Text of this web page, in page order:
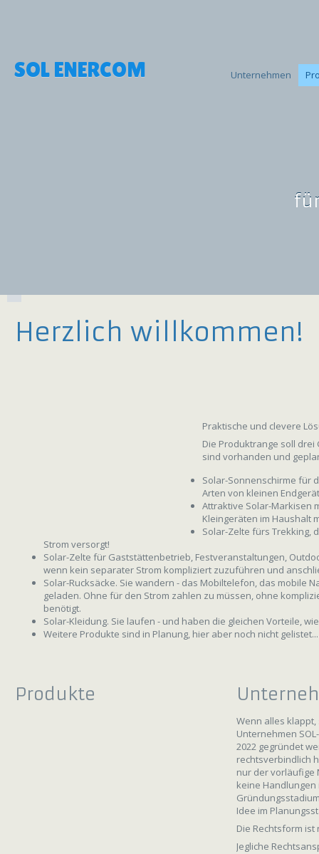
SOL ENERCOM Unternehmen
Herzlich willkommen!
Praktische und clevere
Die Produktrange soll
sind vorhanden und
Solar-Sonnenschirme für
Arten von kleinen
Attraktive Solar-Markisen
Kleingeräten im Haushalt
Solar-Zelte fürs Trekking,
Strom versorgt!
Solar-Zelte für Gaststättenbetrieb, Festveranstaltungen,
wenn kein separater Strom kompliziert zuzuführen und
Solar-Rucksäcke. Sie wandern - das Mobiltelefon, das mobile
geladen. Ohne für den Strom zahlen zu müssen, ohne
benötigt.
Solar-Kleidung. Sie laufen - und haben die gleichen Vorteile,
Weitere Produkte sind in Planung, hier aber noch nicht gelistet...
Produkte
Wenn alles
Unternehmen
2022 gegründet
rechtsverbindlich
nur der vorläufige
keine Handlungen
Idee im
Die Rechtsform ist
Jegliche